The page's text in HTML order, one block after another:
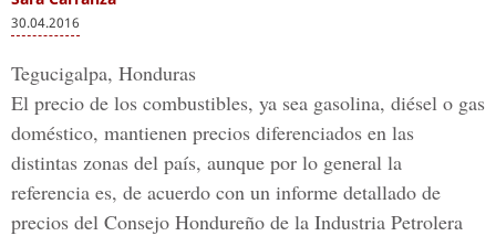
30.04.2016
Tegucigalpa, Honduras
El precio de los combustibles, ya sea gasolina, diésel o gas
doméstico, mantienen precios diferenciados en las
distintas zonas del país, aunque por lo general la
referencia es, de acuerdo con un informe detallado de
precios del Consejo Hondureño de la Industria Petrolera